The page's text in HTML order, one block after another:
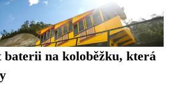
baterii na koloběžku, která